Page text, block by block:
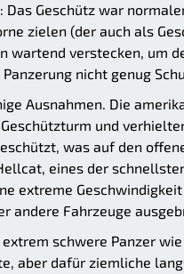
Das Geschütz war
zielen (der auch als
wartend verstecken, um
nicht genug
Ausnahmen. Die
und
was auf den
eines der
extreme
andere Fahrzeuge
schwere Panzer
aber dafür ziemliche